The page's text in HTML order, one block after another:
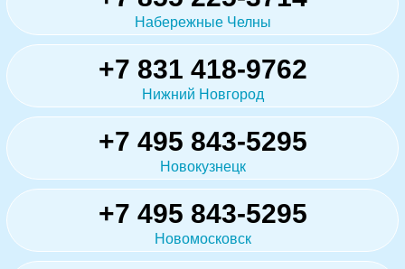
Набережные Челны
+7 831 418-9762
Нижний Новгород
+7 495 843-5295
Новокузнецк
+7 495 843-5295
Новомосковск